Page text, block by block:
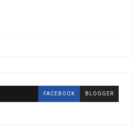
FACEBOOK BLOGGER